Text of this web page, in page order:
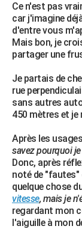
Forum
Aménagement
Extérieur
Cuisine
Salle de bains
Jardinage
Rangement
WEEK-END
Guides de France
Escapades
Patrimoine
Expositions
Musées
Week-end nature
+LIFESTYLE
Alimentation
Guide de la santé
Maladies
Médicaments
Sommeil
VOYAGE
Destinations
City break
Voyage nature
Voyage de noces
Forum
Climat
+
GUIDES D'ACHAT
BONS PLANS
CARTE DE VOEUX
Carte de Noël
Carte Bonne année
Carte Saint-Valentin
Carte Pâques
Carte
DICTIONNAIRE
Ce n'est pas
car j'imagine
d'entre vous
Mais bon, je
partager une
Je partais de
rue
sans autres
450 mètres et je
Après les
savez pourquoi
Donc, après
noté de "fautes"
quelque chose
vitesse, mais je
regardant mon
l'aiguille à mon